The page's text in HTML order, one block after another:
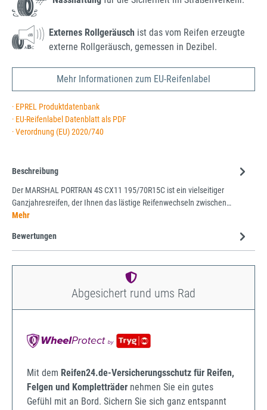
Externes Rollgeräusch ist das vom Reifen erzeugte
externe Rollgeräusch, gemessen in Dezibel.
Mehr Informationen zum EU-Reifenlabel
· EPREL Produktdatenbank
· EU-Reifenlabel Datenblatt als PDF
· Verordnung (EU) 2020/740
Beschreibung
Der MARSHAL PORTRAN 4S CX11 195/70R15C ist ein vielseitiger
Ganzjahresreifen, der Ihnen das lästige Reifenwechseln zwischen…
Mehr
Bewertungen
Abgesichert rund ums Rad
Mit dem Reifen24.de-Versicherungsschutz für Reifen,
Felgen und Kompletträder nehmen Sie ein gutes
Gefühl mit an Bord. Sichern Sie sich ganz entspannt